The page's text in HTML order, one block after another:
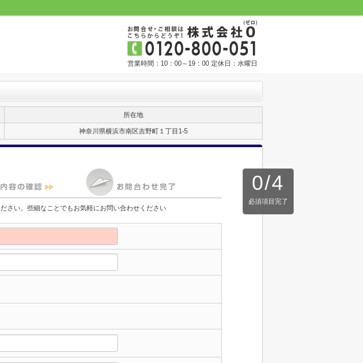
営業時間：10：00～19：00 定休日：水曜日
所在地
神奈川県横浜市南区吉野町１丁目1‐5
0/4
必須項目完了
さい。些細なことでもお気軽にお問い合わせください